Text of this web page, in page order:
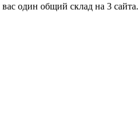
один общий склад на 3 сайта.